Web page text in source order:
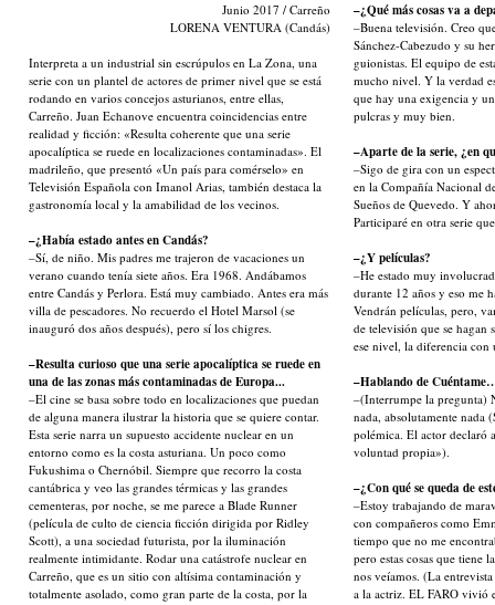
Junio 2017 / Carreño
LORENA VENTURA (Candás)
Interpreta a un industrial sin escrúpulos en La Zona, una
serie con un plantel de actores de primer nivel que se está
rodando en varios concejos asturianos, entre ellas,
Carreño. Juan Echanove encuentra coincidencias entre
realidad y ficción: «Resulta coherente que una serie
apocalíptica se ruede en localizaciones contaminadas». El
madrileño, que presentó «Un país para comérselo» en
Televisión Española con Imanol Arias, también destaca la
gastronomía local y la amabilidad de los vecinos.
–¿Había estado antes en Candás?
–Sí, de niño. Mis padres me trajeron de vacaciones un
verano cuando tenía siete años. Era 1968. Andábamos
entre Candás y Perlora. Está muy cambiado. Antes era más
villa de pescadores. No recuerdo el Hotel Marsol (se
inauguró dos años después), pero sí los chigres.
–Resulta curioso que una serie apocalíptica se ruede en
una de las zonas más contaminadas de Europa...
–El cine se basa sobre todo en localizaciones que puedan
de alguna manera ilustrar la historia que se quiere contar.
Esta serie narra un supuesto accidente nuclear en un
entorno como es la costa asturiana. Un poco como
Fukushima o Chernóbil. Siempre que recorro la costa
cantábrica y veo las grandes térmicas y las grandes
cementeras, por noche, se me parece a Blade Runner
(película de culto de ciencia ficción dirigida por Ridley
Scott), a una sociedad futurista, por la iluminación
realmente intimidante. Rodar una catástrofe nuclear en
Carreño, que es un sitio con altísima contaminación y
totalmente asolado, como gran parte de la costa, por la
–¿Qué más cosas va a
–Buena televisión. Creo
Sánchez-Cabezudo y su
guionistas. El equipo de
mucho nivel. Y la verdad
que hay una exigencia y
pulcras y muy bien.
–Aparte de la serie, ¿en
–Sigo de gira con un
en la Compañía Nacional
Sueños de Quevedo. Y
Participaré en otra serie
–¿Y películas?
–He estado muy
durante 12 años y eso me
Vendrán películas, pero,
de televisión que se hagan
ese nivel, la diferencia
–Hablando de
–(Interrumpe la pregunta)
nada, absolutamente nada
polémica. El actor declaró
voluntad propia»).
–¿Con qué se queda de
–Estoy trabajando de
con compañeros como
tiempo que no me
pero estas cosas que tiene
nos veíamos. (La
a la actriz. EL FARO vivió